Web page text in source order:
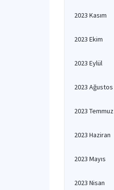
2023 Kasım
2023 Ekim
2023 Eylül
2023 Ağustos
2023 Temmuz
2023 Haziran
2023 Mayıs
2023 Nisan